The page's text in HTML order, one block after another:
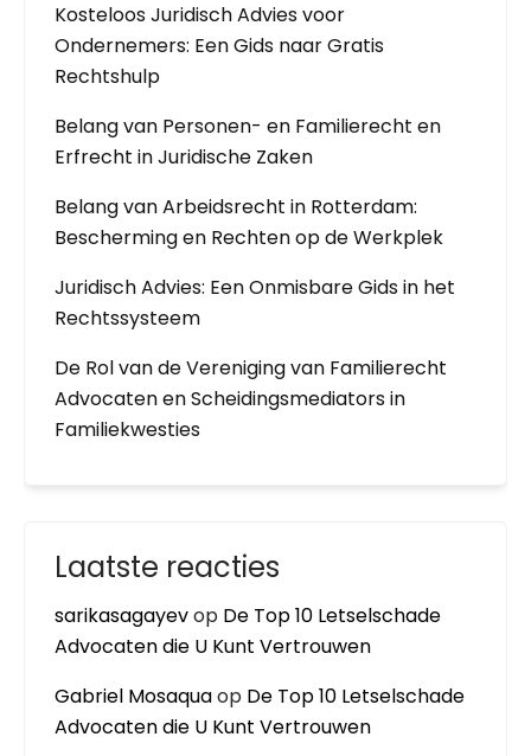
Kosteloos Juridisch Advies voor
Ondernemers: Een Gids naar Gratis
Rechtshulp
Belang van Personen- en Familierecht en
Erfrecht in Juridische Zaken
Belang van Arbeidsrecht in Rotterdam:
Bescherming en Rechten op de Werkplek
Juridisch Advies: Een Onmisbare Gids in het
Rechtssysteem
De Rol van de Vereniging van Familierecht
Advocaten en Scheidingsmediators in
Familiekwesties
Laatste reacties
sarikasagayevop De Top 10 Letselschade
Advocaten die U Kunt Vertrouwen
Gabriel Mosaquaop De Top 10 Letselschade
Advocaten die U Kunt Vertrouwen